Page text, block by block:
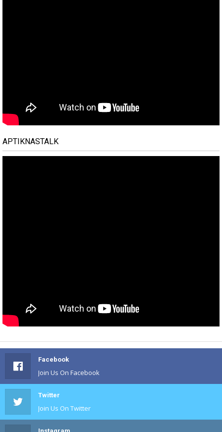
APTIKNASTALK
Facebook
Join Us On Facebook
Twitter
Join Us On Twitter